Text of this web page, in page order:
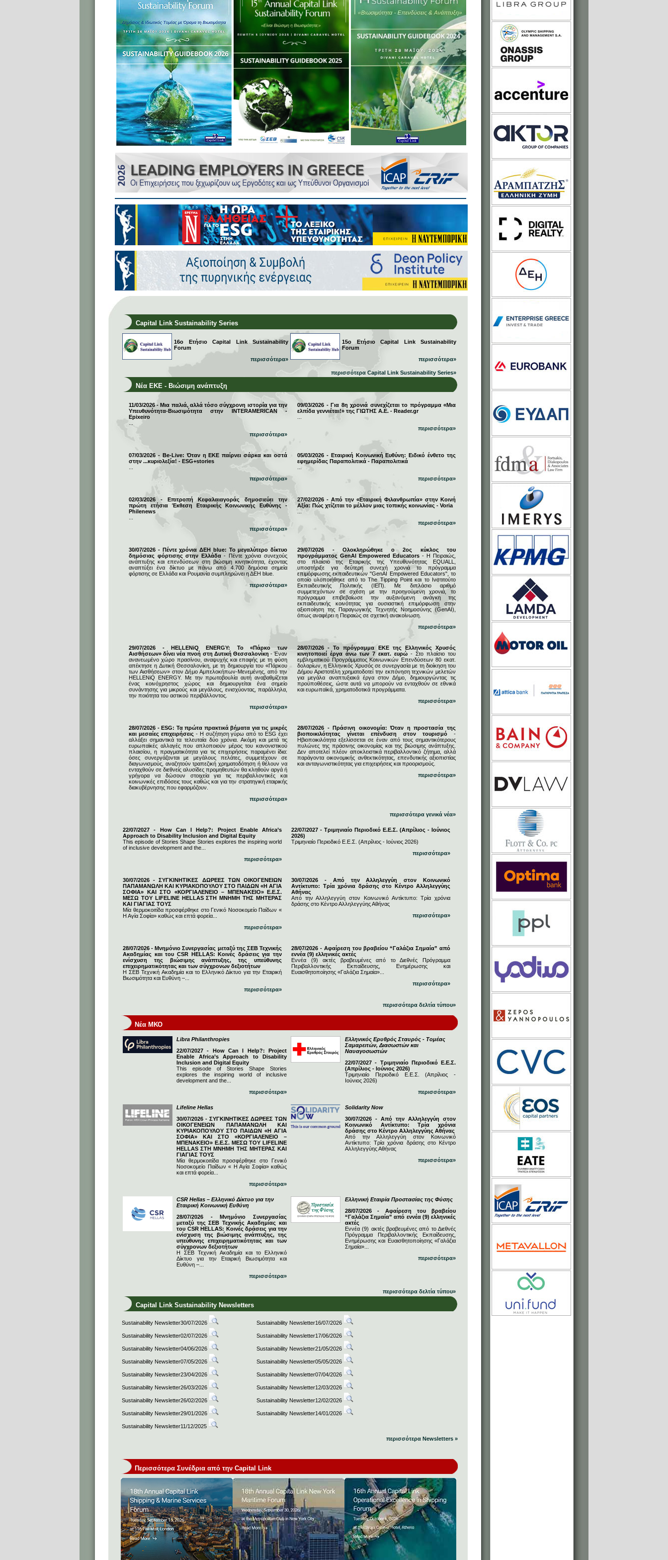
Capital Link Sustainability Series
16ο Ετήσιο Capital Link Sustainability
Forum
περισσότερα»
15ο Ετήσιο Capital Link Sustainability
Forum
περισσότερα»
περισσότερα Capital Link Sustainability Series»
Νέα ΕΚΕ - Βιώσιμη ανάπτυξη
11/03/2026 - Μια παλιά, αλλά τόσο σύγχρονη ιστορία για την
Υπευθυνότητα-Βιωσιμότητα στην INTERAMERICAN -
Epixeiro
περισσότερα»
09/03/2026 - Για 8η χρονιά συνεχίζεται το πρόγραμμα «Μια
ελπίδα γεννιέται!» της ΓΙΩΤΗΣ Α.Ε. - Reader.gr
περισσότερα»
07/03/2026 - Be-Live: Όταν η ΕΚΕ παίρνει σάρκα και οστά
στην ...κυριολεξία! - ESG+stories
περισσότερα»
05/03/2026 - Εταιρική Κοινωνική Ευθύνη: Ειδικό ένθετο της
εφημερίδας Παραπολιτικά - Παραπολιτικά
περισσότερα»
02/03/2026 - Επιτροπή Κεφαλαιαγοράς δημοσιεύει την
πρώτη ετήσια Έκθεση Εταιρικής Κοινωνικής Ευθύνης -
Philenews
περισσότερα»
27/02/2026 - Από την «Εταιρική Φιλανθρωπία» στην Κοινή
Αξία: Πώς χτίζεται το μέλλον μιας τοπικής κοινωνίας - Voria
περισσότερα»
30/07/2026 - Πέντε χρόνια ΔΕΗ blue: Το μεγαλύτερο δίκτυο
δημόσιας φόρτισης στην Ελλάδα- Πέντε χρόνια συνεχούς
ανάπτυξης και επενδύσεων στη βιώσιμη κινητικότητα, έχοντας
αναπτύξει ένα δίκτυο με πάνω από 4.700 δημόσια σημεία
φόρτισης σε Ελλάδα και Ρουμανία συμπληρώνει η ΔΕΗ blue.
περισσότερα»
29/07/2026 - Ολοκληρώθηκε ο 2ος κύκλος του
προγράμματος GenAI Empowered Educators - Η Πειραιώς,
στο πλαίσιο της Εταιρικής της Υπευθυνότητας EQUALL,
υποστήριξε για δεύτερη συνεχή χρονιά το πρόγραμμα
επιμόρφωσης εκπαιδευτικών "GenAI Empowered Educators", το
οποίο υλοποιήθηκε από το The Tipping Point και το Ινστιτούτο
Εκπαιδευτικής Πολιτικής (ΙΕΠ). Με διπλάσιο αριθμό
συμμετεχόντων σε σχέση με την προηγούμενη χρονιά, το
πρόγραμμα επιβεβαίωσε την αυξανόμενη ανάγκη της
εκπαιδευτικής κοινότητας για ουσιαστική επιμόρφωση στην
αξιοποίηση της Παραγωγικής Τεχνητής Νοημοσύνης (GenAI),
όπως αναφέρει η Πειραιώς σε σχετική ανακοίνωση.
περισσότερα»
29/07/2026 - HELLENiQ ENERGY: Το «Πάρκο των
Αισθήσεων» δίνει νέα πνοή στη Δυτική Θεσσαλονίκη - Έναν
ανανεωμένο χώρο πρασίνου, αναψυχής και επαφής με τη φύση
απέκτησε η Δυτική Θεσσαλονίκη, με τη δημιουργία του «Πάρκου
των Αισθήσεων» στον Δήμο Αμπελοκήπων-Μενεμένης, από την
HELLENiQ ENERGY. Με την πρωτοβουλία αυτή αναβαθμίζεται
ένας κοινόχρηστος χώρος και δημιουργείται ένα σημείο
συνάντησης για μικρούς και μεγάλους, ενισχύοντας, παράλληλα,
την ποιότητα του αστικού περιβάλλοντος.
περισσότερα»
28/07/2026 - Το πρόγραμμα ΕΚΕ της Ελληνικός Χρυσός
κινητοποιεί έργα άνω των 7 εκατ. ευρώ - Στο πλαίσιο του
εμβληματικού Προγράμματος Κοινωνικών Επενδύσεων 80 εκατ.
δολαρίων, η Ελληνικός Χρυσός σε συνεργασία με τη διοίκηση του
Δήμου Αριστοτέλη χρηματοδοτεί την εκπόνηση τεχνικών μελετών
για μεγάλα αναπτυξιακά έργα στον Δήμο, δημιουργώντας τις
προϋποθέσεις, ώστε αυτά να μπορούν να ενταχθούν σε εθνικά
και ευρωπαϊκά, χρηματοδοτικά προγράμματα.
περισσότερα»
28/07/2026 - ESG: Τα πρώτα πρακτικά βήματα για τις μικρές
και μεσαίες επιχειρήσεις - Η συζήτηση γύρω από το ESG έχει
αλλάξει σημαντικά τα τελευταία δύο χρόνια. Ακόμη και μετά τις
ευρωπαϊκές αλλαγές που απλοποιούν μέρος του κανονιστικού
πλαισίου, η πραγματικότητα για τις επιχειρήσεις παραμένει ίδια:
όσες συνεργάζονται με μεγάλους πελάτες, συμμετέχουν σε
διαγωνισμούς, αναζητούν τραπεζική χρηματοδότηση ή θέλουν να
ενταχθούν σε διεθνείς αλυσίδες προμηθευτών θα κληθούν αργά ή
γρήγορα να δώσουν στοιχεία για τις περιβαλλοντικές και
κοινωνικές επιδόσεις τους καθώς και για την στρατηγική εταιρικής
διακυβέρνησης που εφαρμόζουν.
περισσότερα»
28/07/2026 - Πράσινη οικονομία: Όταν η προστασία της
βιοποικιλότητας γίνεται επένδυση στον τουρισμό -
Ηβιοποικιλότητα εξελίσσεται σε έναν από τους σημαντικότερους
πυλώνες της πράσινης οικονομίας και της βιώσιμης ανάπτυξης.
Δεν αποτελεί πλέον αποκλειστικά περιβαλλοντικό ζήτημα, αλλά
παράγοντα οικονομικής ανθεκτικότητας, επενδυτικής αξιοπιστίας
και ανταγωνιστικότητας για επιχειρήσεις και προορισμούς.
περισσότερα»
περισσότερα γενικά νέα»
22/07/2027 - How Can I Help?: Project Enable Africa’s
Approach to Disability Inclusion and Digital Equity
This episode of Stories Shape Stories explores the inspiring world
of inclusive development and the...
περισσότερα»
22/07/2027 - Τριμηνιαίο Περιοδικό Ε.Ε.Σ. (Απρίλιος - Ιούνιος
2026)
Τριμηνιαίο Περιοδικό Ε.Ε.Σ. (Απρίλιος - Ιούνιος 2026)
περισσότερα»
30/07/2026 - ΣΥΓΚΙΝΗΤΙΚΕΣ ΔΩΡΕΕΣ ΤΩΝ ΟΙΚΟΓΕΝΕΙΩΝ
ΠΑΠΑΜΑΝΩΛΗ ΚΑΙ ΚΥΡΙΑΚΟΠΟΥΛΟΥ ΣΤΟ ΠΑΙΔΩΝ «Η ΑΓΙΑ
ΣΟΦΙΑ» ΚΑΙ ΣΤΟ «ΚΟΡΓΙΑΛΕΝΕΙΟ – ΜΠΕΝΑΚΕΙΟ» Ε.Ε.Σ.
ΜΕΣΩ ΤΟΥ LIFELINE HELLAS ΣΤΗ ΜΝΗΜΗ ΤΗΣ ΜΗΤΕΡΑΣ
ΚΑΙ ΓΙΑΓΙΑΣ ΤΟΥΣ
Μία θερμοκοιτίδα προσφέρθηκε στο Γενικό Νοσοκομείο Παίδων «
Η Αγία Σοφία» καθώς και επτά φορεία...
περισσότερα»
30/07/2026 - Από την Αλληλεγγύη στον Κοινωνικό
Αντίκτυπο: Τρία χρόνια δράσης στο Κέντρο Αλληλεγγύης
Αθήνας
Από την Αλληλεγγύη στον Κοινωνικό Αντίκτυπο: Τρία χρόνια
δράσης στο Κέντρο Αλληλεγγύης Αθήνας
περισσότερα»
28/07/2026 - Μνημόνιο Συνεργασίας μεταξύ της ΣΕΒ Τεχνικής
Ακαδημίας και του CSR HELLAS: Κοινές δράσεις για την
ενίσχυση της βιώσιμης ανάπτυξης, της υπεύθυνης
επιχειρηματικότητας και των σύγχρονων δεξιοτήτων
Η ΣΕΒ Τεχνική Ακαδημία και το Ελληνικό Δίκτυο για την Εταιρική
Βιωσιμότητα και Ευθύνη –...
περισσότερα»
28/07/2026 - Αφαίρεση του βραβείου “Γαλάζια Σημαία” από
εννέα (9) ελληνικές ακτές
Εννέα (9) ακτές βραβευμένες από το Διεθνές Πρόγραμμα
Περιβαλλοντικής Εκπαίδευσης, Ενημέρωσης και
Ευαισθητοποίησης «Γαλάζια Σημαία»...
περισσότερα»
περισσότερα δελτία τύπου»
Νέα ΜΚΟ
Libra Philanthropies
22/07/2027 - How Can I Help?: Project
Enable Africa’s Approach to Disability
Inclusion and Digital Equity
This episode of Stories Shape Stories
explores the inspiring world of inclusive
development and the...
περισσότερα»
Ελληνικός Ερυθρός Σταυρός - Τομέας
Σαμαρειτών, Διασωστών και
Ναυαγοσωστών
22/07/2027 - Τριμηνιαίο Περιοδικό Ε.Ε.Σ.
(Απρίλιος - Ιούνιος 2026)
Τριμηνιαίο Περιοδικό Ε.Ε.Σ. (Απρίλιος -
Ιούνιος 2026)
περισσότερα»
Lifeline Hellas
30/07/2026 - ΣΥΓΚΙΝΗΤΙΚΕΣ ΔΩΡΕΕΣ ΤΩΝ
ΟΙΚΟΓΕΝΕΙΩΝ ΠΑΠΑΜΑΝΩΛΗ ΚΑΙ
ΚΥΡΙΑΚΟΠΟΥΛΟΥ ΣΤΟ ΠΑΙΔΩΝ «Η ΑΓΙΑ
ΣΟΦΙΑ» ΚΑΙ ΣΤΟ «ΚΟΡΓΙΑΛΕΝΕΙΟ –
ΜΠΕΝΑΚΕΙΟ» Ε.Ε.Σ. ΜΕΣΩ ΤΟΥ LIFELINE
HELLAS ΣΤΗ ΜΝΗΜΗ ΤΗΣ ΜΗΤΕΡΑΣ ΚΑΙ
ΓΙΑΓΙΑΣ ΤΟΥΣ
Μία θερμοκοιτίδα προσφέρθηκε στο Γενικό
Νοσοκομείο Παίδων « Η Αγία Σοφία» καθώς
και επτά φορεία...
περισσότερα»
Solidarity Now
30/07/2026 - Από την Αλληλεγγύη στον
Κοινωνικό Αντίκτυπο: Τρία χρόνια
δράσης στο Κέντρο Αλληλεγγύης Αθήνας
Από την Αλληλεγγύη στον Κοινωνικό
Αντίκτυπο: Τρία χρόνια δράσης στο Κέντρο
Αλληλεγγύης Αθήνας
περισσότερα»
CSR Hellas – Ελληνικό Δίκτυο για την
Εταιρική Κοινωνική Ευθύνη
28/07/2026 - Μνημόνιο Συνεργασίας
μεταξύ της ΣΕΒ Τεχνικής Ακαδημίας και
του CSR HELLAS: Κοινές δράσεις για την
ενίσχυση της βιώσιμης ανάπτυξης, της
υπεύθυνης επιχειρηματικότητας και των
σύγχρονων δεξιοτήτων
Η ΣΕΒ Τεχνική Ακαδημία και το Ελληνικό
Δίκτυο για την Εταιρική Βιωσιμότητα και
Ευθύνη –...
περισσότερα»
Ελληνική Εταιρία Προστασίας της Φύσης
28/07/2026 - Αφαίρεση του βραβείου
“Γαλάζια Σημαία” από εννέα (9) ελληνικές
ακτές
Εννέα (9) ακτές βραβευμένες από το Διεθνές
Πρόγραμμα Περιβαλλοντικής Εκπαίδευσης,
Ενημέρωσης και Ευαισθητοποίησης «Γαλάζια
Σημαία»...
περισσότερα»
περισσότερα δελτία τύπου»
Capital Link Sustainability Newsletters
Sustainability Newsletter30/07/2026 Sustainability Newsletter16/07/2026
Sustainability Newsletter02/07/2026 Sustainability Newsletter17/06/2026
Sustainability Newsletter04/06/2026 Sustainability Newsletter21/05/2026
Sustainability Newsletter07/05/2026 Sustainability Newsletter05/05/2026
Sustainability Newsletter23/04/2026 Sustainability Newsletter07/04/2026
Sustainability Newsletter26/03/2026 Sustainability Newsletter12/03/2026
Sustainability Newsletter26/02/2026 Sustainability Newsletter12/02/2026
Sustainability Newsletter29/01/2026 Sustainability Newsletter14/01/2026
Sustainability Newsletter11/12/2025
περισσότερα Newsletters »
Περισσότερα Συνέδρια από την Capital Link